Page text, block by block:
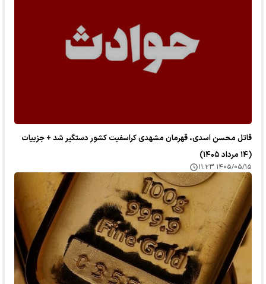
قاتل محسن اسدی، قهرمان مشهدی کراسفیت کشور دستگیر شد + جزییات
(۱۴ مرداد ۱۴۰۵)
۱۴۰۵/۰۵/۱۵ ۱۱:۲۳